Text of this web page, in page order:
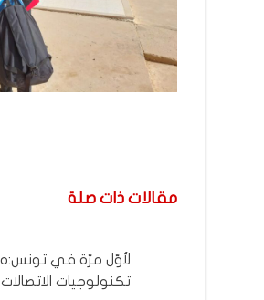
مقالات ذات صلة
تكنولوجيات الاتصالات